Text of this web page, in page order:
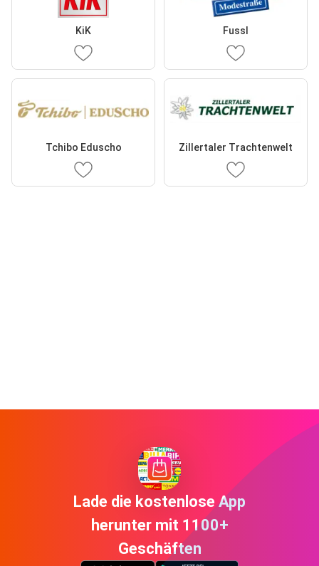
KiK Fussl
Tchibo Eduscho Zillertaler Trachtenwelt
Lade die kostenlose App
herunter mit 1100+
Geschäften